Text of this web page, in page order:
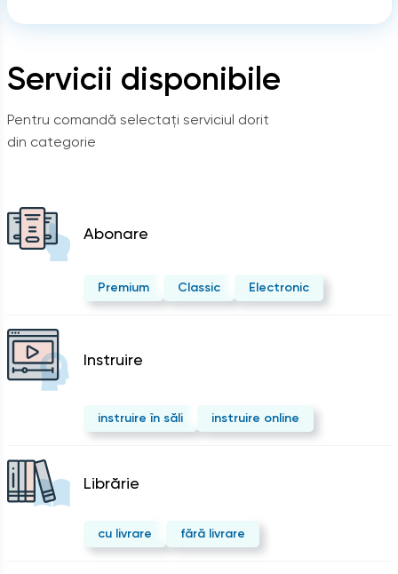
Servicii disponibile
Pentru comandă selectați serviciul dorit
din categorie
Abonare
Premium Classic Electronic
Instruire
instruire în săli instruire online
Librărie
cu livrare fără livrare